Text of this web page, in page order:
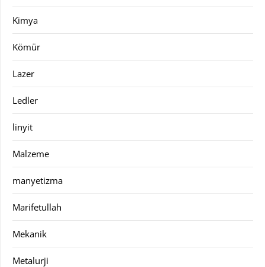
Kimya
Kömür
Lazer
Ledler
linyit
Malzeme
manyetizma
Marifetullah
Mekanik
Metalurji